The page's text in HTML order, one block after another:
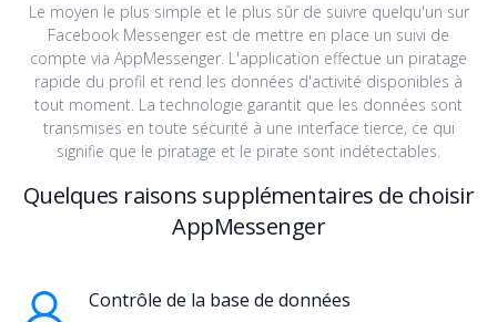
Le moyen le plus simple et le plus sûr de suivre quelqu'un sur
Facebook Messenger est de mettre en place un suivi de
compte via AppMessenger. L'application effectue un piratage
rapide du profil et rend les données d'activité disponibles à
tout moment. La technologie garantit que les données sont
transmises en toute sécurité à une interface tierce, ce qui
signifie que le piratage et le pirate sont indétectables.
Quelques raisons supplémentaires de choisir
AppMessenger
Contrôle de la base de données